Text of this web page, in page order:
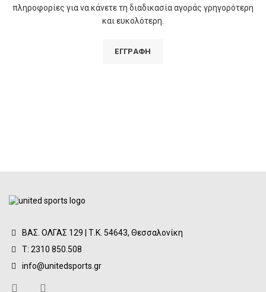
πληροφορίες για να κάνετε τη διαδικασία αγοράς γρηγορότερη
και ευκολότερη.
ΕΓΓΡΑΦΉ
ΒΑΣ. ΟΛΓΑΣ 129 | Τ.Κ. 54643, Θεσσαλονίκη
Τ: 2310 850.508
info@unitedsports.gr